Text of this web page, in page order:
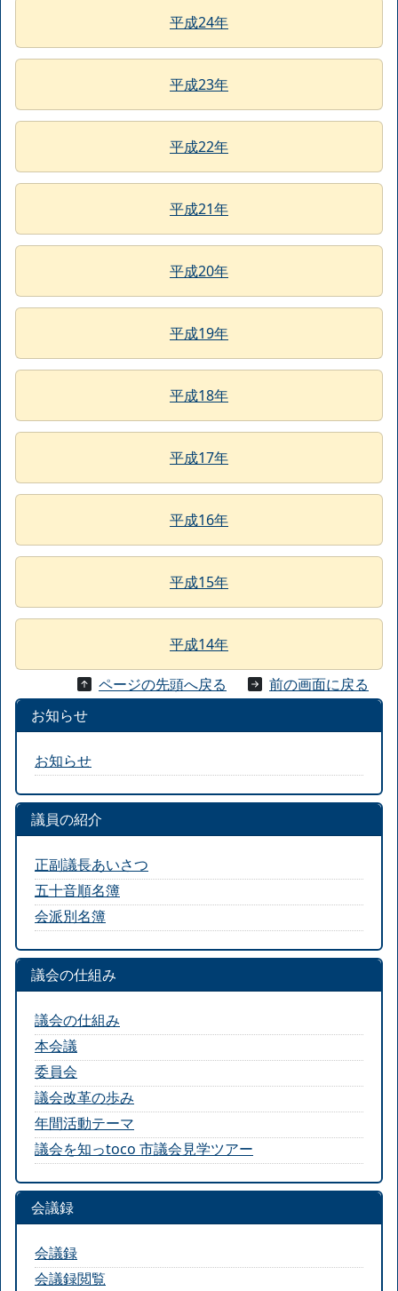
平成24年
平成23年
平成22年
平成21年
平成20年
平成19年
平成18年
平成17年
平成16年
平成15年
平成14年
ページの先頭へ戻る
前の画面に戻る
お知らせ
お知らせ
議員の紹介
正副議長あいさつ
五十音順名簿
会派別名簿
議会の仕組み
議会の仕組み
本会議
委員会
議会改革の歩み
年間活動テーマ
議会を知っtoco 市議会見学ツアー
会議録
会議録
会議録閲覧